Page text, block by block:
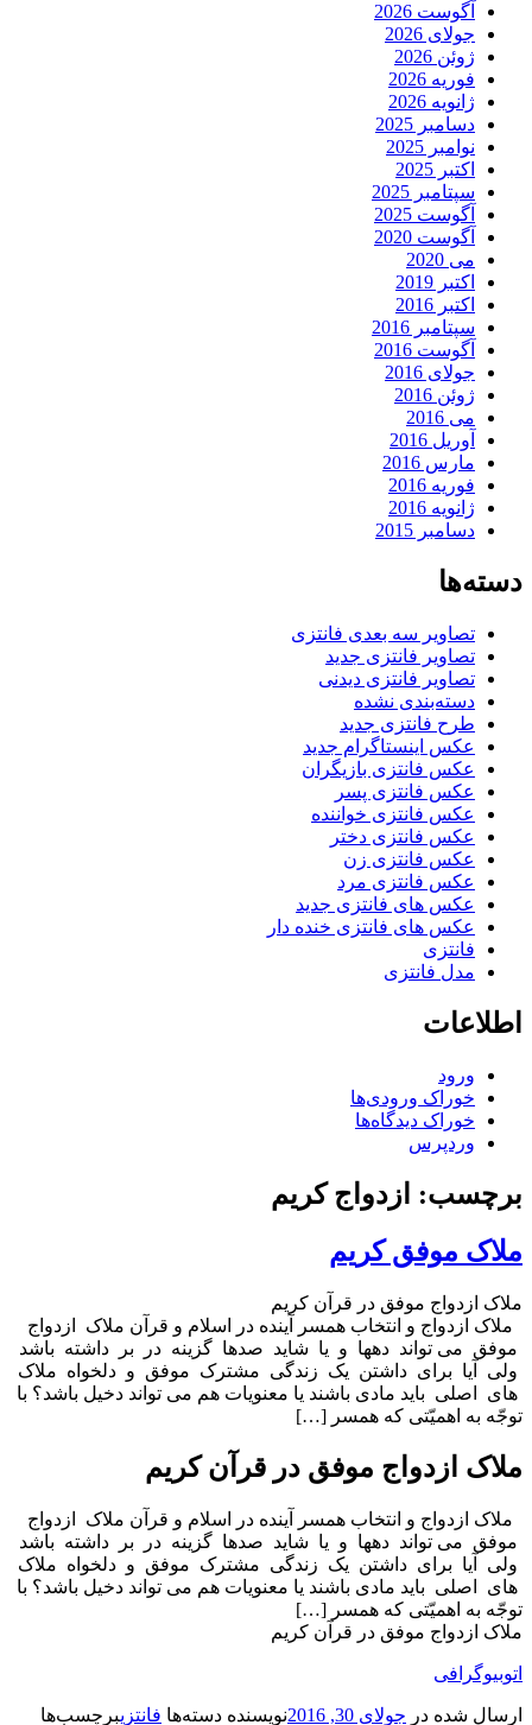
آگوست 2026
جولای 2026
ژوئن 2026
فوریه 2026
ژانویه 2026
دسامبر 2025
نوامبر 2025
اکتبر 2025
سپتامبر 2025
آگوست 2025
آگوست 2020
می 2020
اکتبر 2019
اکتبر 2016
سپتامبر 2016
آگوست 2016
جولای 2016
ژوئن 2016
می 2016
آوریل 2016
مارس 2016
فوریه 2016
ژانویه 2016
دسامبر 2015
دسته‌ها
تصاویر سه بعدی فانتزی
تصاویر فانتزی جدید
تصاویر فانتزی دیدنی
دسته‌بندی نشده
طرح فانتزی جدید
عکس اینستاگرام جدید
عکس فانتزی بازیگران
عکس فانتزی پسر
عکس فانتزی خواننده
عکس فانتزی دختر
عکس فانتزی زن
عکس فانتزی مرد
عکس های فانتزی جدید
عکس های فانتزی خنده دار
فانتزی
مدل فانتزی
اطلاعات
ورود
خوراک ورودی‌ها
خوراک دیدگاه‌ها
وردپرس
برچسب: ازدواج کریم
ملاک موفق کریم
ملاک ازدواج موفق در قرآن کریم
ملاک ازدواج و انتخاب همسر آینده در اسلام و قرآن ملاک ازدواج
موفق می تواند دهها و یا شاید صدها گزینه در بر داشته باشد
ولی آیا برای داشتن یک زندگی مشترک موفق و دلخواه ملاک
های اصلی باید مادی باشند یا معنویات هم می تواند دخیل باشد؟ با
توجّه به اهمیّتی که همسر […]
ملاک ازدواج موفق در قرآن کریم
ملاک ازدواج و انتخاب همسر آینده در اسلام و قرآن ملاک ازدواج
موفق می تواند دهها و یا شاید صدها گزینه در بر داشته باشد
ولی آیا برای داشتن یک زندگی مشترک موفق و دلخواه ملاک
های اصلی باید مادی باشند یا معنویات هم می تواند دخیل باشد؟ با
توجّه به اهمیّتی که همسر […]
ملاک ازدواج موفق در قرآن کریم
اتوبیوگرافی
ارسال شده در جولای 30, 2016 نویسنده دسته‌ها فانتزیبرچسب‌ها